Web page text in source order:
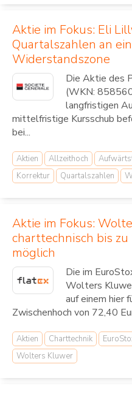
Aktie im Fokus: Eli
Quartalszahlen an
Widerstandszone
Die Aktie des
(WKN:
langfristigen
mittelfristige Kursschub
bei...
Aktien Allzeithoch
Korrektur
Quartalszahlen
Aktie im Fokus:
charttechnisch bis
möglich
Die im
Wolters
auf einem hier
Zwischenhoch von 72,40
Aktien Charttechnik
Wolters Kluwer